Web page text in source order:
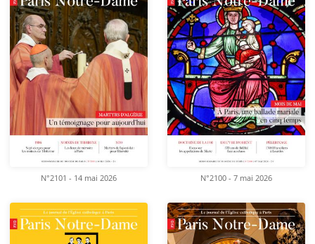
N°2101 - 14 mai 2026 N°2100 - 7 mai 2026